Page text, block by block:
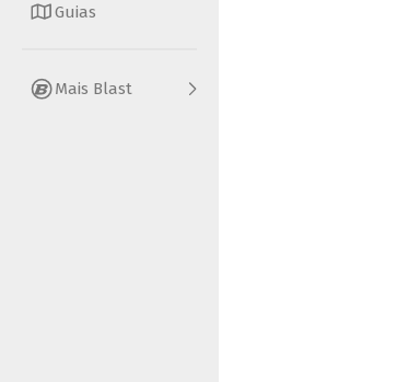
Guias
Mais Blast